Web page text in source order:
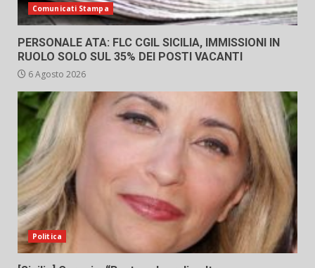
Comunicati Stampa
PERSONALE ATA: FLC CGIL SICILIA, IMMISSIONI IN
RUOLO SOLO SUL 35% DEI POSTI VACANTI
6 Agosto 2026
Politica